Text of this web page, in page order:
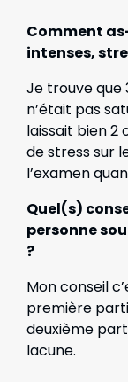
Comment
intenses,
Je trouve que
n’était pas
laissait bien 2
de stress sur
l’examen
Quel(s)
personne
?
Mon conseil
première
deuxième
lacune.